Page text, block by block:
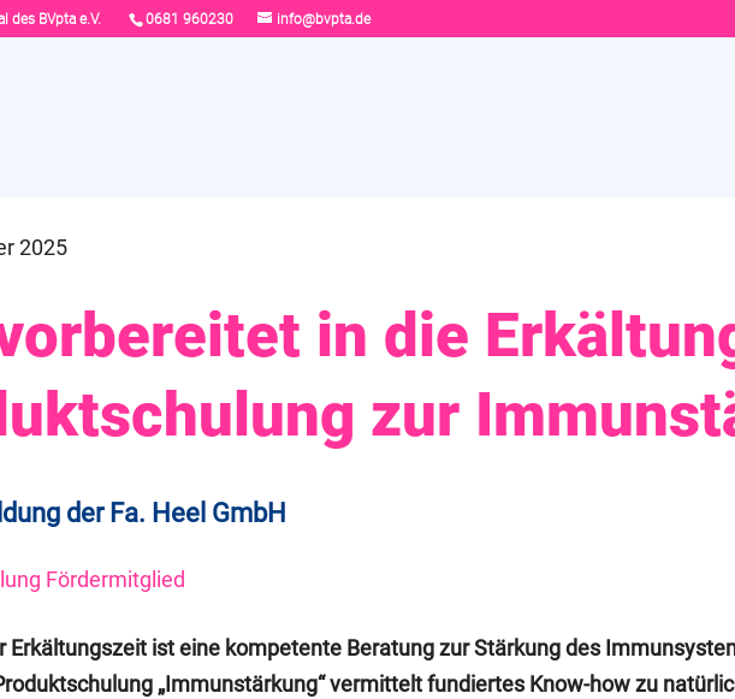
des BVpta e.V. 0681 960230 info@bvpta.de
2025
in die
zur
der Fa. Heel GmbH
Fördermitglied
Erkältungszeit ist eine kompetente Beratung zur Stärkung des
„Immunstärkung“ vermittelt fundiertes Know-how zu